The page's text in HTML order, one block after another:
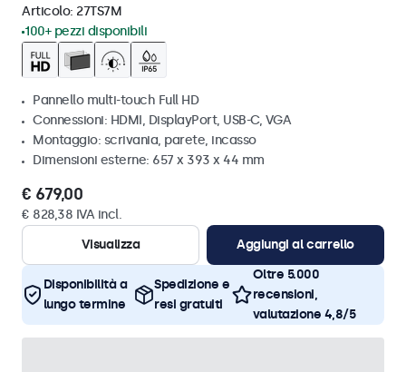
Articolo: 27TS7M
100+ pezzi disponibili
Pannello multi-touch Full HD
Connessioni: HDMI, DisplayPort, USB-C, VGA
Montaggio: scrivania, parete, incasso
Dimensioni esterne: 657 x 393 x 44 mm
€ 679,00
€ 828,38 IVA incl.
Visualizza
Aggiungi al carrello
Disponibilità a
lungo termine
Spedizione e
resi gratuiti
Oltre 5.000
recensioni,
valutazione 4,8/5